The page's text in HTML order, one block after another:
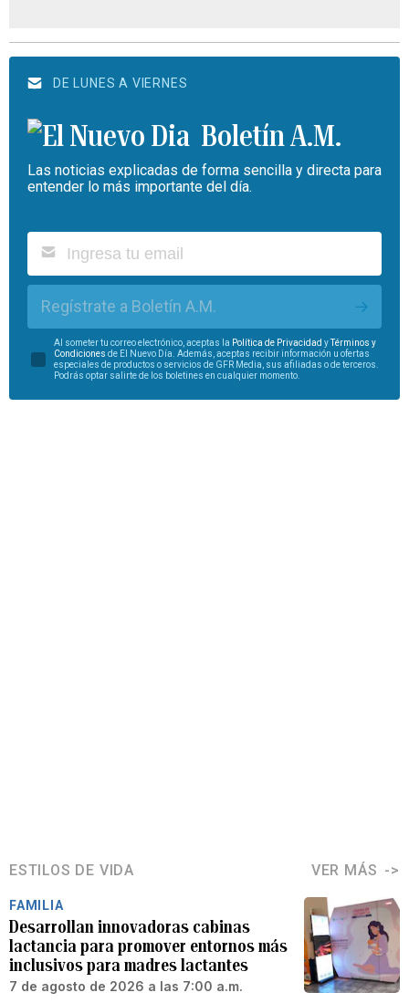
DE LUNES A VIERNES
Boletín A.M.
Las noticias explicadas de forma sencilla y directa para
entender lo más importante del día.
Regístrate a Boletín A.M.
Al someter tu correo electrónico, aceptas la Política de Privacidad yTérminos y
Condiciones de El Nuevo Día. Además, aceptas recibir información u ofertas
especiales de productos o servicios de GFR Media, sus afiliadas o de terceros.
Podrás optar salirte de los boletines en cualquier momento.
ESTILOS DE VIDA VER MÁS
FAMILIA
Desarrollan innovadoras cabinas
lactancia para promover entornos más
inclusivos para madres lactantes
7 de agosto de 2026 a las 7:00 a.m.